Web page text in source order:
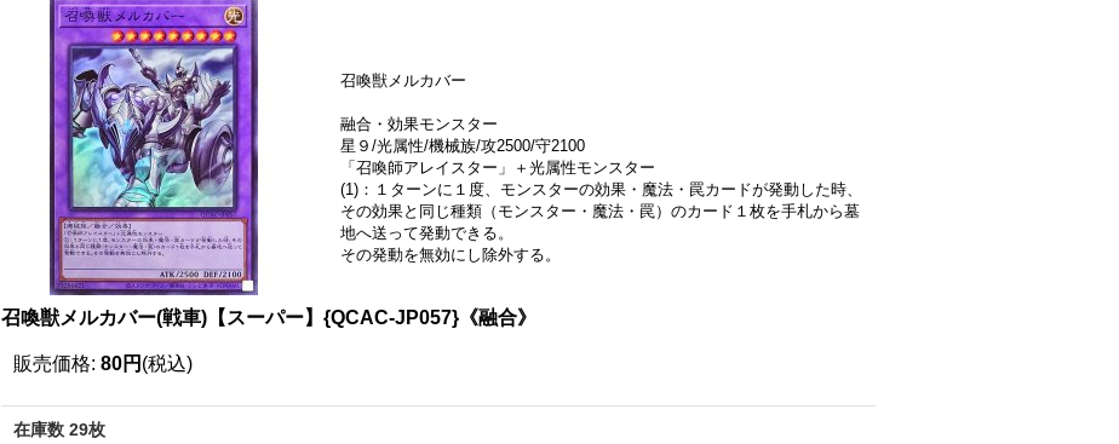
召喚獣メルカバー
融合・効果モンスター
星９/光属性/機械族/攻2500/守2100
「召喚師アレイスター」＋光属性モンスター
(1)：１ターンに１度、モンスターの効果・魔法・罠カードが発動した時、
その効果と同じ種類（モンスター・魔法・罠）のカード１枚を手札から墓
地へ送って発動できる。
その発動を無効にし除外する。
召喚獣メルカバー(戦車)【スーパー】{QCAC-JP057}《融合》
販売価格: 80円 (税込)
在庫数 29枚